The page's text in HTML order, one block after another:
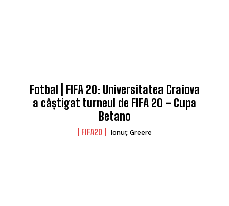
Fotbal | FIFA 20: Universitatea Craiova
a câștigat turneul de FIFA 20 – Cupa
Betano
FIFA20 Ionuț Greere